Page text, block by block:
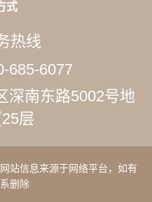
式
热线
6077
南东路5002号地
层
站信息来源于网络平台，如有
删除